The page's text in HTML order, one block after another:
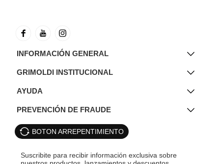
INFORMACIÓN GENERAL
GRIMOLDI INSTITUCIONAL
AYUDA
PREVENCIÓN DE FRAUDE
BOTON ARREPENTIMIENTO